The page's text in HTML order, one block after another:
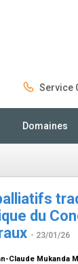
Service
Domaines
du
- 23/01/26
Claude Mukanda